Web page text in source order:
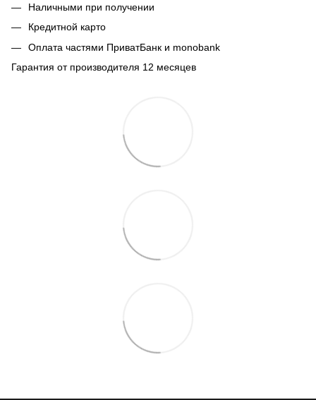
Наличными при получении
Кредитной карто
Оплата частями ПриватБанк и monobank
Гарантия от производителя 12 месяцев